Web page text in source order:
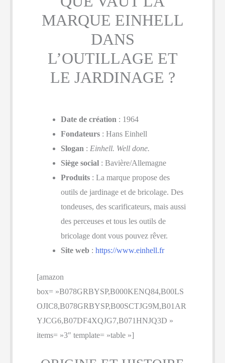
MARQUE EINHELL
DANS
L’OUTILLAGE ET
LE JARDINAGE ?
Date de création : 1964
Fondateurs : Hans Einhell
Slogan : Einhell. Well done.
Siège social : Bavière/Allemagne
Produits : La marque propose des
outils de jardinage et de bricolage. Des
tondeuses, des scarificateurs, mais aussi
des perceuses et tous les outils de
bricolage dont vous pouvez rêver.
Site web : https://www.einhell.fr
[amazon
box= »B078GRBYSP,B000KENQ84,B00LS
OJIC8,B078GRBYSP,B00SCTJG9M,B01AR
YJCG6,B07DF4XQJG7,B071HNJQ3D »
items= »3″ template= »table »]